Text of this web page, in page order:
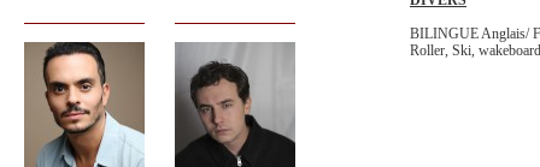
BILINGUE Anglais/
Roller, Ski,